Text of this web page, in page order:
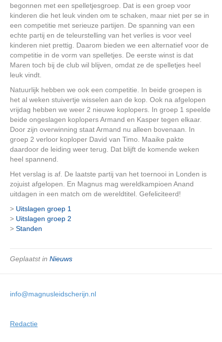
begonnen met een spelletjesgroep. Dat is een groep voor
kinderen die het leuk vinden om te schaken, maar niet per se in
een competitie met serieuze partijen. De spanning van een
echte partij en de teleurstelling van het verlies is voor veel
kinderen niet prettig. Daarom bieden we een alternatief voor de
competitie in de vorm van spelletjes. De eerste winst is dat
Maren toch bij de club wil blijven, omdat ze de spelletjes heel
leuk vindt.
Natuurlijk hebben we ook een competitie. In beide groepen is
het al weken stuivertje wisselen aan de kop. Ook na afgelopen
vrijdag hebben we weer 2 nieuwe koplopers. In groep 1 speelde
beide ongeslagen koplopers Armand en Kasper tegen elkaar.
Door zijn overwinning staat Armand nu alleen bovenaan. In
groep 2 verloor koploper David van Timo. Maaike pakte
daardoor de leiding weer terug. Dat blijft de komende weken
heel spannend.
Het verslag is af. De laatste partij van het toernooi in Londen is
zojuist afgelopen. En Magnus mag wereldkampioen Anand
uitdagen in een match om de wereldtitel. Gefeliciteerd!
> Uitslagen groep 1
> Uitslagen groep 2
> Standen
Geplaatst in Nieuws
info@magnusleidscherijn.nl
Redactie